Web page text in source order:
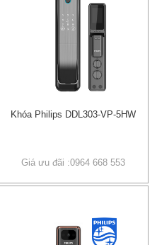
Khóa Philips DDL303-VP-5HW
Giá ưu đãi :0964 668 553